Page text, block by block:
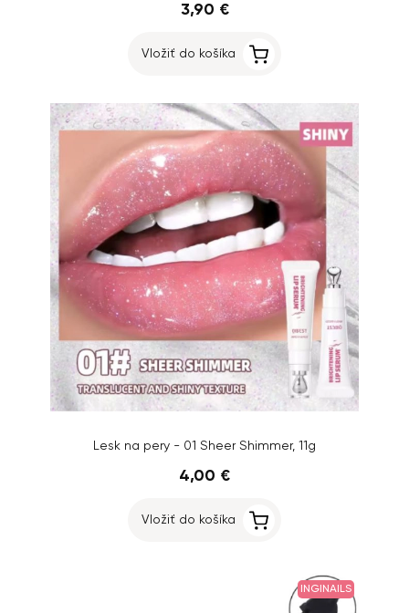
3,90 €
Vložiť do košíka
Lesk na pery - 01 Sheer Shimmer, 11g
4,00 €
Vložiť do košíka
INGINAILS